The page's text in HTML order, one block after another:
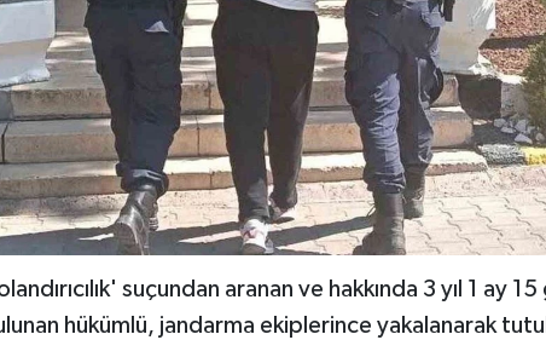
suçundan aranan ve hakkında 3 yıl 1 ay
hükümlü, jandarma ekiplerince yakalanarak